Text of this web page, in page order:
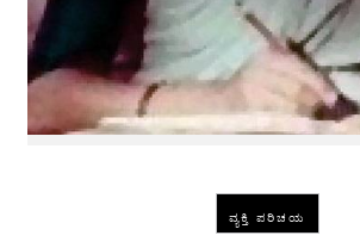
ವ್ಯಕ್ತಿ ಪರಿಚಯ